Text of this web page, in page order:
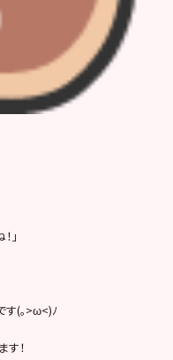
」
す(｡>ω<)ﾉ
す！